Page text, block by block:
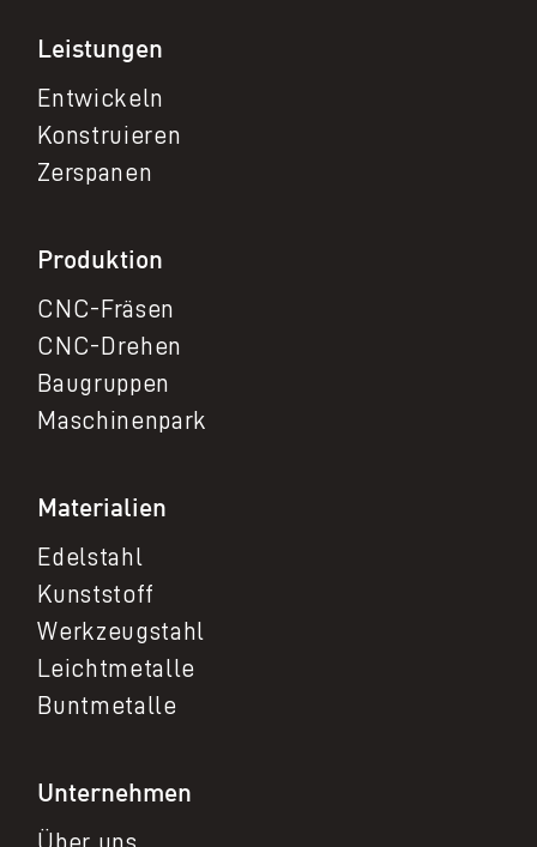
Leistungen
Entwickeln
Konstruieren
Zerspanen
Produktion
CNC-Fräsen
CNC-Drehen
Baugruppen
Maschinenpark
Materialien
Edelstahl
Kunststoff
Werkzeugstahl
Leichtmetalle
Buntmetalle
Unternehmen